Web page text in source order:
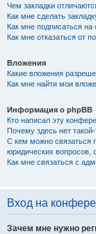
Чем закладки
Как мне сделать
Как мне подписаться
Как мне отказаться от
Вложения
Какие вложения
Как мне найти мои
Информация о phpBB
Кто написал эту
Почему здесь нет
С кем можно связаться
юридических вопросов,
Как мне связаться с
Вход на
Зачем мне нужно